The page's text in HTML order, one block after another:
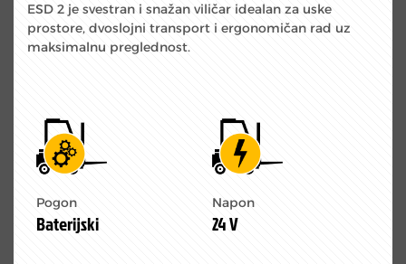
ESD 2 je svestran i snažan viličar idealan za uske
prostore, dvoslojni transport i ergonomičan rad uz
maksimalnu preglednost.
Pogon
Baterijski
Napon
24 V